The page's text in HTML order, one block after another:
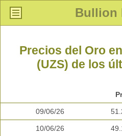
Bullion
Precios del Oro
(UZS) de los
09/06/26
10/06/26